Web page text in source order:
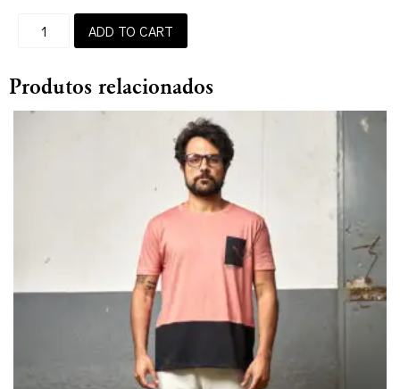
ADD TO CART
Produtos relacionados